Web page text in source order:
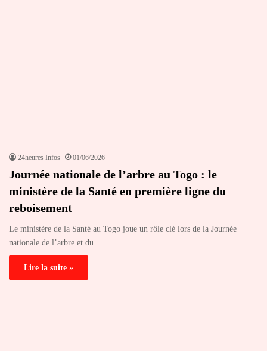
24heures Infos 01/06/2026
Journée nationale de l’arbre au Togo : le
ministère de la Santé en première ligne du
reboisement
Le ministère de la Santé au Togo joue un rôle clé lors de la Journée
nationale de l’arbre et du…
Lire la suite »